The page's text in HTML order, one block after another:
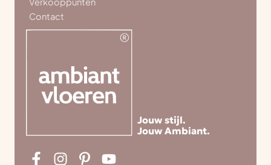
Contact
Jouw stijl.
Jouw Ambiant.